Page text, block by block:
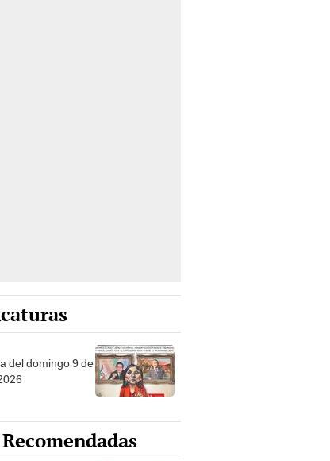
del domingo 9 de